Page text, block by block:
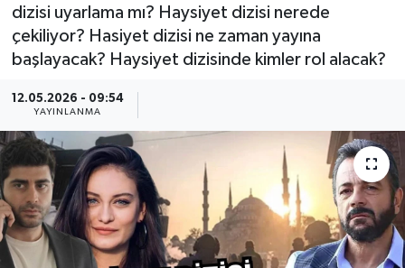
dizisi uyarlama mı? Haysiyet dizisi nerede
çekiliyor? Hasiyet dizisi ne zaman yayına
başlayacak? Haysiyet dizisinde kimler rol alacak?
12.05.2026 - 09:54
YAYINLANMA
Güncel
Resmi İlan
Sağlık & Yaşam
Siyaset